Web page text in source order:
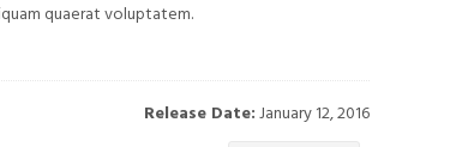
quaerat voluptatem.
Release Date:January 12, 2016